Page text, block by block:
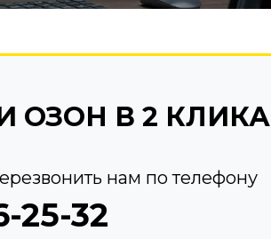
ОЗОН В 2 КЛИКА
нам по телефону
25-32